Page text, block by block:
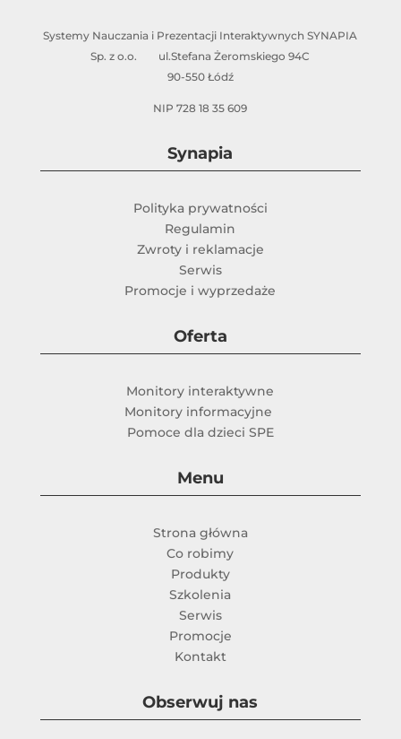
Systemy Nauczania i Prezentacji Interaktywnych SYNAPIA
Sp. z o.o. ul.Stefana Żeromskiego 94C
90-550 Łódź
NIP 728 18 35 609
Synapia
Polityka prywatności
Regulamin
Zwroty i reklamacje
Serwis
Promocje i wyprzedaże
Oferta
Monitory interaktywne
Monitory informacyjne
Pomoce dla dzieci SPE
Menu
Strona główna
Co robimy
Produkty
Szkolenia
Serwis
Promocje
Kontakt
Obserwuj nas